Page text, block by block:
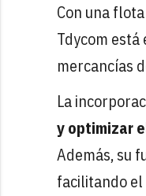
Con una
Tdycom
mercancías
La
y optimizar
Además, su
facilitando el